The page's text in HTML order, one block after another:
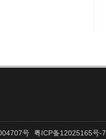
号 粤ICP备12025165号-7